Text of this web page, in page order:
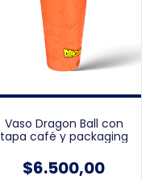
Vaso Dragon Ball con
tapa café y packaging
$6.500,00